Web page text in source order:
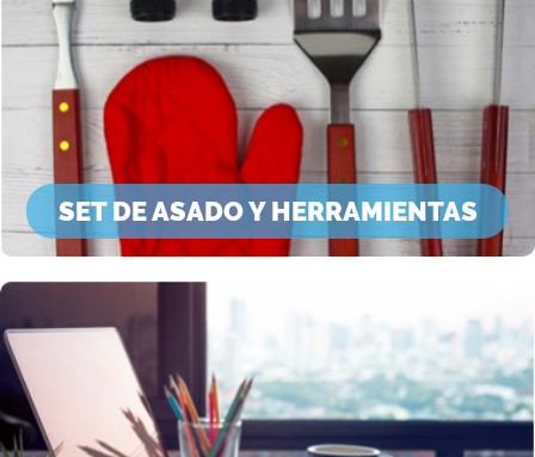
SET DE ASADO Y HERRAMIENTAS